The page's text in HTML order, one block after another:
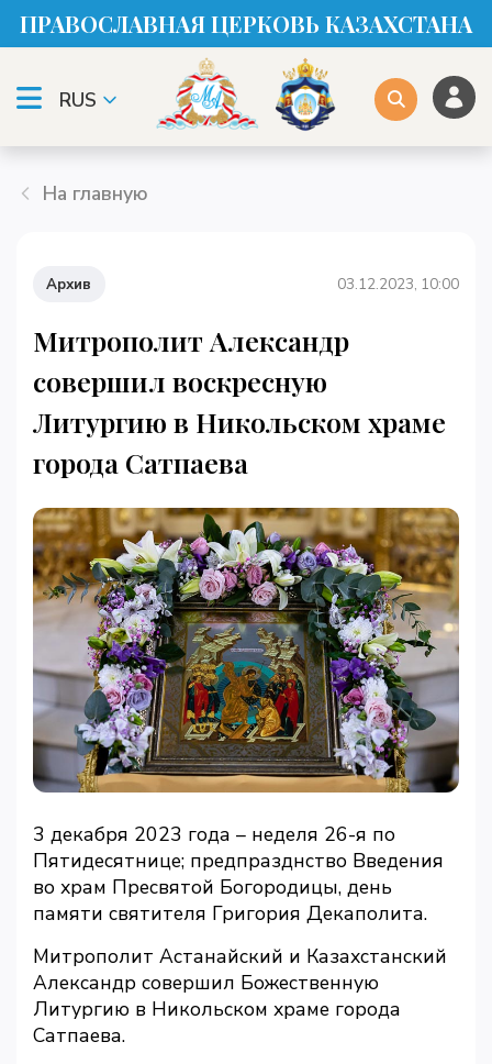
ПРАВОСЛАВНАЯ ЦЕРКОВЬ КАЗАХСТАНА
RUS
На главную
Архив 03.12.2023, 10:00
Митрополит Александр
совершил воскресную
Литургию в Никольском храме
города Сатпаева
3 декабря 2023 года – неделя 26-я по
Пятидесятнице; предпразднство Введения
во храм Пресвятой Богородицы, день
памяти святителя Григория Декаполита.
Митрополит Астанайский и Казахстанский
Александр совершил Божественную
Литургию в Никольском храме города
Сатпаева.